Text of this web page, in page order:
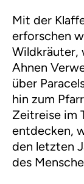
Mit der
erforschen
Wildkräuter,
Ahnen
über
hin zum
Zeitreise im
entdecken,
den letzten
des